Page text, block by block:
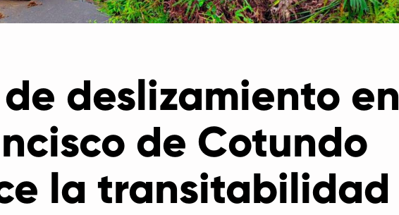
deslizamiento en
de Cotundo
la transitabilidad